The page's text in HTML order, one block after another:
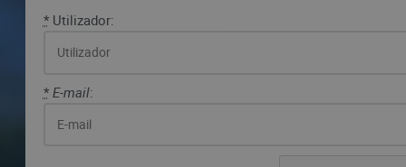
*Utilizador:
* E-mail: